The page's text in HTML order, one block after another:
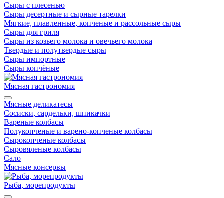
Сыры с плесенью
Сыры десертные и сырные тарелки
Мягкие, плавленные, копченые и рассольные сыры
Сыры для гриля
Сыры из козьего молока и овечьего молока
Твердые и полутвердые сыры
Сыры импортные
Сыры копчёные
Мясная гастрономия
Мясные деликатесы
Сосиски, сардельки, шпикачки
Вареные колбасы
Полукопченые и варено-копченые колбасы
Сырокопченые колбасы
Сыровяленые колбасы
Сало
Мясные консервы
Рыба, морепродукты